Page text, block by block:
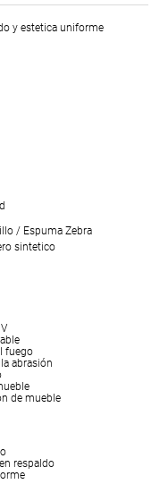
y estetica uniforme
/ Espuma Zebra
sintetico
fuego
abrasión
de mueble
respaldo